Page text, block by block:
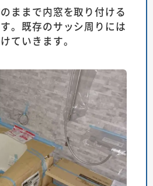
ままで内窓を取り付ける
。既存のサッシ周りには
ていきます。